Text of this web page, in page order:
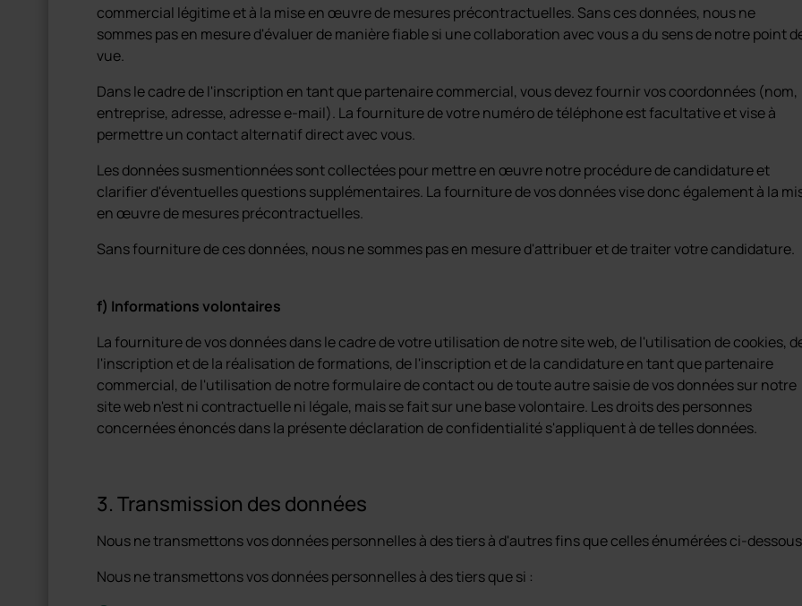
commercial légitime et à la mise en œuvre de mesures précontractuelles. Sans ces données, nous ne
sommes pas en mesure d'évaluer de manière fiable si une collaboration avec vous a du sens de notre point
vue.
Dans le cadre de l'inscription en tant que partenaire commercial, vous devez fournir vos coordonnées (nom,
entreprise, adresse, adresse e-mail). La fourniture de votre numéro de téléphone est facultative et vise à
permettre un contact alternatif direct avec vous.
Les données susmentionnées sont collectées pour mettre en œuvre notre procédure de candidature et
clarifier d'éventuelles questions supplémentaires. La fourniture de vos données vise donc également à la
en œuvre de mesures précontractuelles.
Sans fourniture de ces données, nous ne sommes pas en mesure d'attribuer et de traiter votre candidature.
f) Informations volontaires
La fourniture de vos données dans le cadre de votre utilisation de notre site web, de l'utilisation de cookies,
l'inscription et de la réalisation de formations, de l'inscription et de la candidature en tant que partenaire
commercial, de l'utilisation de notre formulaire de contact ou de toute autre saisie de vos données sur notre
site web n'est ni contractuelle ni légale, mais se fait sur une base volontaire. Les droits des personnes
concernées énoncés dans la présente déclaration de confidentialité s'appliquent à de telles données.
3. Transmission des données
Nous ne transmettons vos données personnelles à des tiers à d'autres fins que celles énumérées ci-
Nous ne transmettons vos données personnelles à des tiers que si :